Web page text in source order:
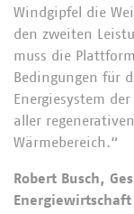
Windgipfel die
den zweiten
muss die
Bedingungen für
Energiesystem
aller
Wärmebereich.“
Robert Busch,